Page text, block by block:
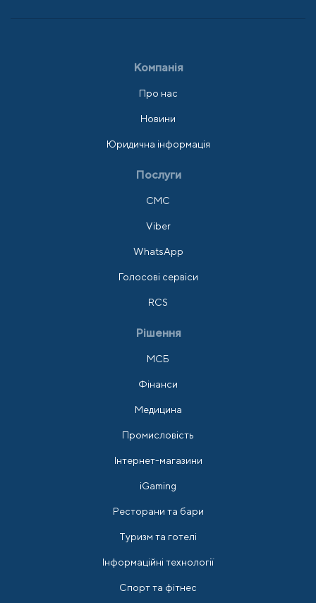
Компанія
Про нас
Новини
Юридична інформація
Послуги
СМС
Viber
WhatsApp
Голосові сервіси
RCS
Рішення
МСБ
Фінанси
Медицина
Промисловість
Інтернет-магазини
iGaming
Ресторани та бари
Туризм та готелі
Інформаційні технології
Спорт та фітнес